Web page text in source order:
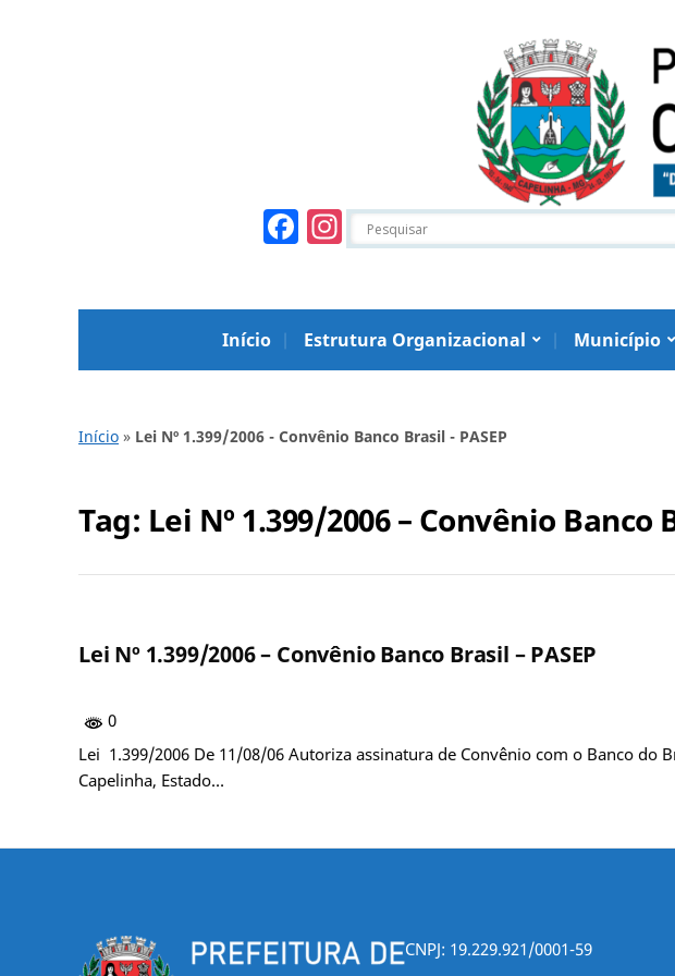
Facebook
Instagram
Início Estrutura Organizacional Município
Início » Lei Nº 1.399/2006 - Convênio Banco Brasil - PASEP
Tag: Lei Nº 1.399/2006 – Convênio Banco
Lei Nº 1.399/2006 – Convênio Banco Brasil – PASEP
0
Lei 1.399/2006 De 11/08/06 Autoriza assinatura de Convênio com o Banco
Capelinha, Estado…
CNPJ: 19.229.921/0001-59